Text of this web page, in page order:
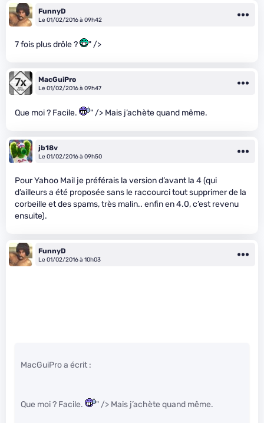
FunnyD
Le 01/02/2016 à 09h42
7 fois plus drôle ? " />
MacGuiPro
Le 01/02/2016 à 09h47
Que moi ? Facile. " /> Mais j’achète quand même.
jb18v
Le 01/02/2016 à 09h50
Pour Yahoo Mail je préférais la version d’avant la 4 (qui
d’ailleurs a été proposée sans le raccourci tout supprimer de la
corbeille et des spams, très malin.. enfin en 4.0, c’est revenu
ensuite).
FunnyD
Le 01/02/2016 à 10h03
MacGuiPro a écrit :
Que moi ? Facile. " /> Mais j’achète quand même.